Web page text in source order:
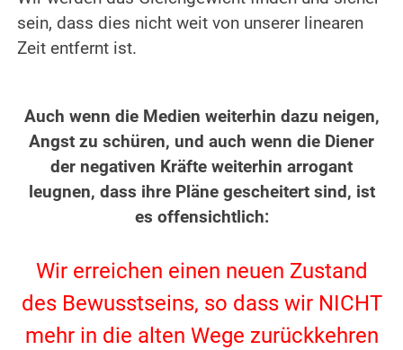
sein, dass dies nicht weit von unserer linearen
Zeit entfernt ist.
Auch wenn die Medien weiterhin dazu neigen,
Angst zu schüren, und auch wenn die Diener
der negativen Kräfte weiterhin arrogant
leugnen, dass ihre Pläne gescheitert sind, ist
es offensichtlich:
Wir erreichen einen neuen Zustand
des Bewusstseins, so dass wir NICHT
mehr in die alten Wege zurückkehren